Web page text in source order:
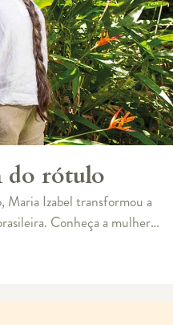
do rótulo
Maria Izabel transformou a
Conheça a mulher